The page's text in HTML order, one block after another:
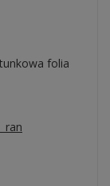
folia
ran